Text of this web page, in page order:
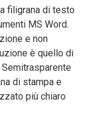
filigrana di testo
MS Word.
e non
è quello di
di stampa e
più chiaro